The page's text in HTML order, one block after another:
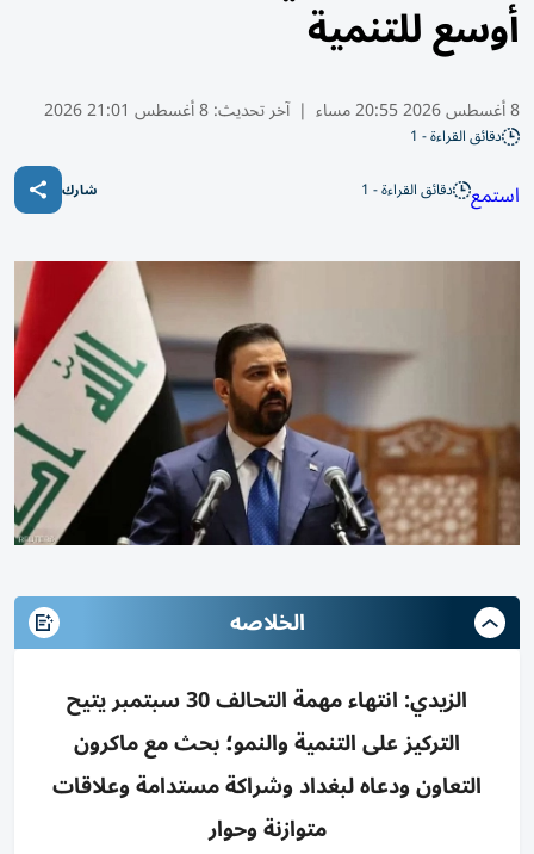
أوسع للتنمية
8 أغسطس 2026 20:55 مساء | آخر تحديث:8 أغسطس 21:01 2026
دقائق القراءة - 1
استمع دقائق القراءة - 1 شارك
الخلاصه
الزيدي: انتهاء مهمة التحالف 30 سبتمبر يتيح
التركيز على التنمية والنمو؛ بحث مع ماكرون
التعاون ودعاه لبغداد وشراكة مستدامة وعلاقات
متوازنة وحوار